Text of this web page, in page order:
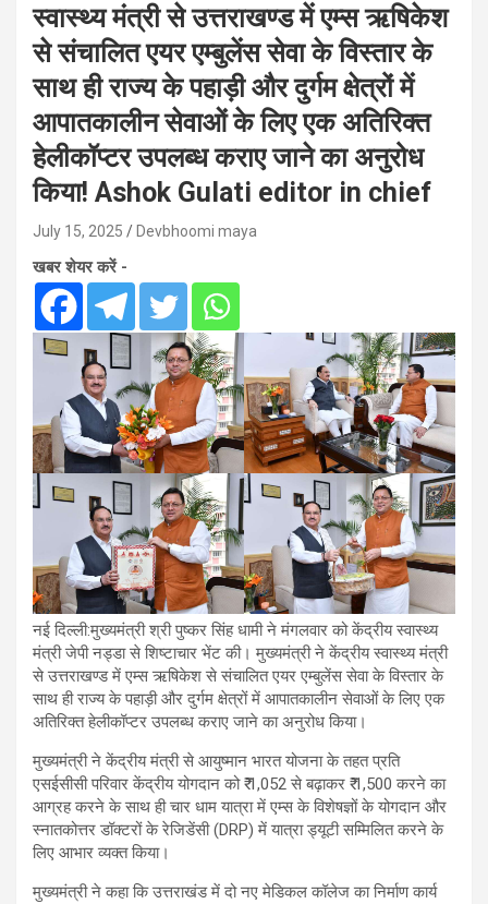
स्वास्थ्य मंत्री से उत्तराखण्ड में एम्स ऋषिकेश
से संचालित एयर एम्बुलेंस सेवा के विस्तार के
साथ ही राज्य के पहाड़ी और दुर्गम क्षेत्रों में
आपातकालीन सेवाओं के लिए एक अतिरिक्त
हेलीकॉप्टर उपलब्ध कराए जाने का अनुरोध
किया! Ashok Gulati editor in chief
July 15, 2025 Devbhoomi maya
खबर शेयर करें -
नई दिल्ली:मुख्यमंत्री श्री पुष्कर सिंह धामी ने मंगलवार को केंद्रीय स्वास्थ्य
मंत्री जेपी नड्डा से शिष्टाचार भेंट की। मुख्यमंत्री ने केंद्रीय स्वास्थ्य मंत्री
से उत्तराखण्ड में एम्स ऋषिकेश से संचालित एयर एम्बुलेंस सेवा के विस्तार के
साथ ही राज्य के पहाड़ी और दुर्गम क्षेत्रों में आपातकालीन सेवाओं के लिए एक
अतिरिक्त हेलीकॉप्टर उपलब्ध कराए जाने का अनुरोध किया।
मुख्यमंत्री ने केंद्रीय मंत्री से आयुष्मान भारत योजना के तहत प्रति
एसईसीसी परिवार केंद्रीय योगदान को ₹ 1,052 से बढ़ाकर ₹ 1,500 करने का
आग्रह करने के साथ ही चार धाम यात्रा में एम्स के विशेषज्ञों के योगदान और
स्नातकोत्तर डॉक्टरों के रेजिडेंसी (DRP) में यात्रा ड्यूटी सम्मिलित करने के
लिए आभार व्यक्त किया।
मुख्यमंत्री ने कहा कि उत्तराखंड में दो नए मेडिकल कॉलेज का निर्माण कार्य